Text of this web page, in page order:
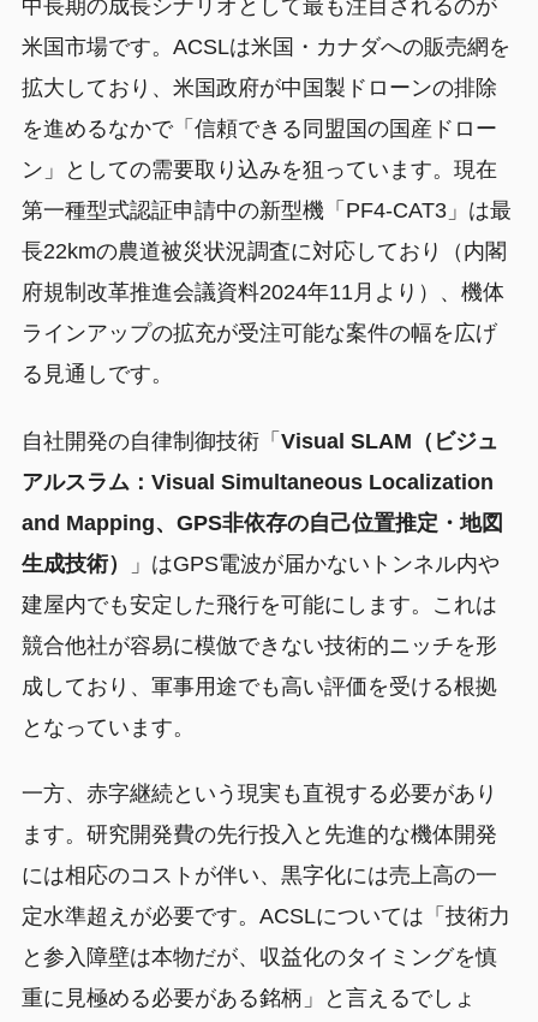
中長期の成長シナリオとして最も注目されるのが
米国市場です。ACSLは米国・カナダへの販売網を
拡大しており、米国政府が中国製ドローンの排除
を進めるなかで「信頼できる同盟国の国産ドロー
ン」としての需要取り込みを狙っています。現在
第一種型式認証申請中の新型機「PF4-CAT3」は最
長22kmの農道被災状況調査に対応しており（内閣
府規制改革推進会議資料2024年11月より）、機体
ラインアップの拡充が受注可能な案件の幅を広げ
る見通しです。
自社開発の自律制御技術「 Visual SLAM（ビジュ
アルスラム：Visual Simultaneous Localization
and Mapping、GPS非依存の自己位置推定・地図
生成技術）
」はGPS電波が届かないトンネル内や
建屋内でも安定した飛行を可能にします。これは
競合他社が容易に模倣できない技術的ニッチを形
成しており、軍事用途でも高い評価を受ける根拠
となっています。
一方、赤字継続という現実も直視する必要があり
ます。研究開発費の先行投入と先進的な機体開発
には相応のコストが伴い、黒字化には売上高の一
定水準超えが必要です。ACSLについては「技術力
と参入障壁は本物だが、収益化のタイミングを慎
重に見極める必要がある銘柄」と言えるでしょ